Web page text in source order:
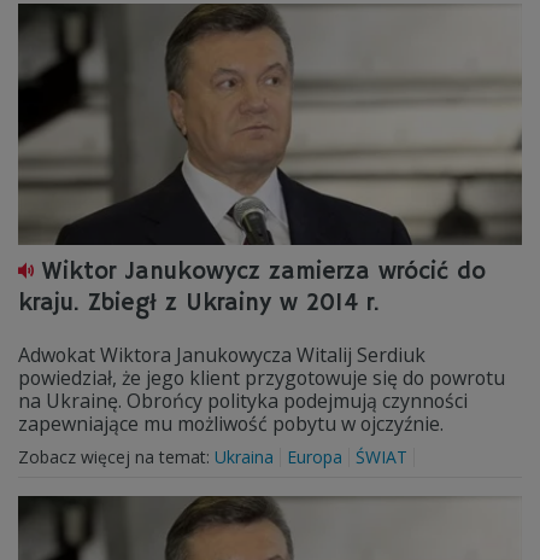
Wiktor Janukowycz zamierza wrócić do
kraju. Zbiegł z Ukrainy w 2014 r.
Adwokat Wiktora Janukowycza Witalij Serdiuk
powiedział, że jego klient przygotowuje się do powrotu
na Ukrainę. Obrońcy polityka podejmują czynności
zapewniające mu możliwość pobytu w ojczyźnie.
Zobacz więcej na temat: Ukraina Europa ŚWIAT